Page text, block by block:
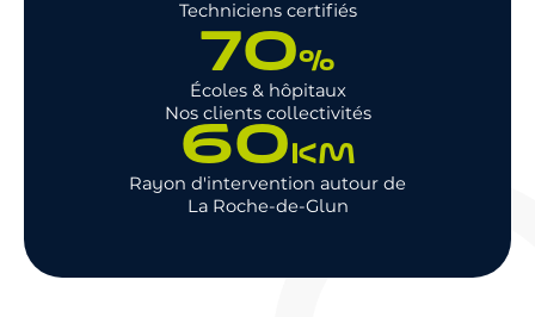
Techniciens certifiés
Écoles & hôpitaux
Nos clients collectivités
70%
Rayon d'intervention autour de
La Roche-de-Glun
60KM